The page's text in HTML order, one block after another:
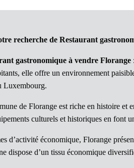
recherche de Restaurant
gastronomique à vendre Florange
elle offre un environnement
Luxembourg.
de Florange est riche en histoire et
culturels et historiques en font
d’activité économique, Florange
dispose d’un tissu économique